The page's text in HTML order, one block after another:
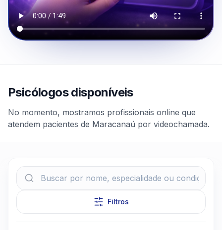
Psicólogos disponíveis
No momento, mostramos profissionais online que
atendem pacientes de Maracanaú por videochamada.
Filtros